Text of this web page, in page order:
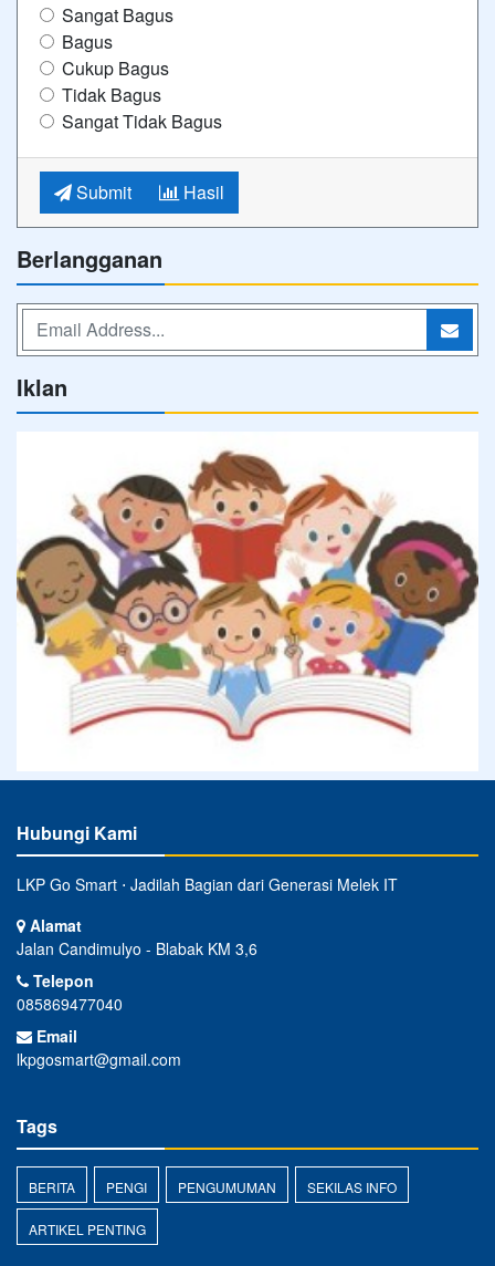
Sangat Bagus
Bagus
Cukup Bagus
Tidak Bagus
Sangat Tidak Bagus
Submit Hasil
Berlangganan
Iklan
Hubungi Kami
LKP Go Smart ⋅ Jadilah Bagian dari Generasi Melek IT
Alamat
Jalan Candimulyo - Blabak KM 3,6
Telepon
085869477040
Email
lkpgosmart@gmail.com
Tags
BERITA PENGI PENGUMUMAN SEKILAS INFO
ARTIKEL PENTING